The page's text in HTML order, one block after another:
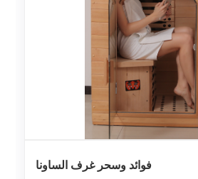
فوائد وسحر غرف الساونا